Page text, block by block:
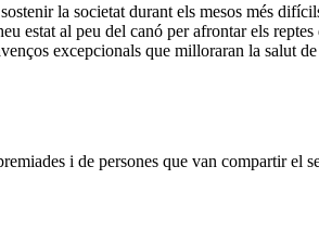
la societat durant els mesos més
estat al peu del canó per afrontar els
excepcionals que milloraran la salut
i de persones que van compartir el